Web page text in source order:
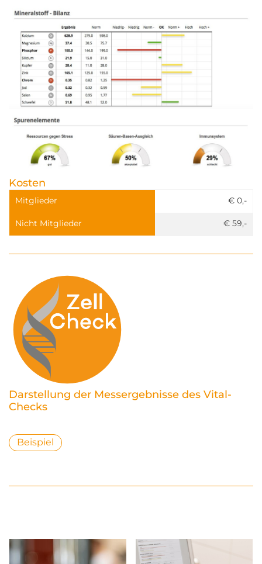
Kosten
Mitglieder € 0,-
Nicht Mitglieder € 59,-
Darstellung der Messergebnisse des Vital-
Checks
Beispiel